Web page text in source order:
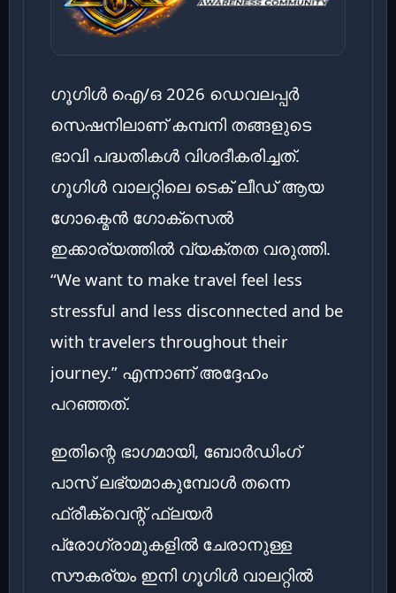
ഗൂഗിൾ ഐ/ഒ 2026 ഡെവലപ്പർ
സെഷനിലാണ് കമ്പനി തങ്ങളുടെ
ഭാവി പദ്ധതികൾ വിശദീകരിച്ചത്.
ഗൂഗിൾ വാലറ്റിലെ ടെക് ലീഡ് ആയ
ഗോക്മെൻ ഗോക്സെൽ
ഇക്കാര്യത്തിൽ വ്യക്തത വരുത്തി.
“We want to make travel feel less
stressful and less disconnected and be
with travelers throughout their
journey.” എന്നാണ് അദ്ദേഹം
പറഞ്ഞത്.
ഇതിന്റെ ഭാഗമായി, ബോർഡിംഗ്
പാസ് ലഭ്യമാകുമ്പോൾ തന്നെ
ഫ്രീക്വെന്റ് ഫ്ലയർ
പ്രോഗ്രാമുകളിൽ ചേരാനുള്ള
സൗകര്യം ഇനി ഗൂഗിൾ വാലറ്റിൽ